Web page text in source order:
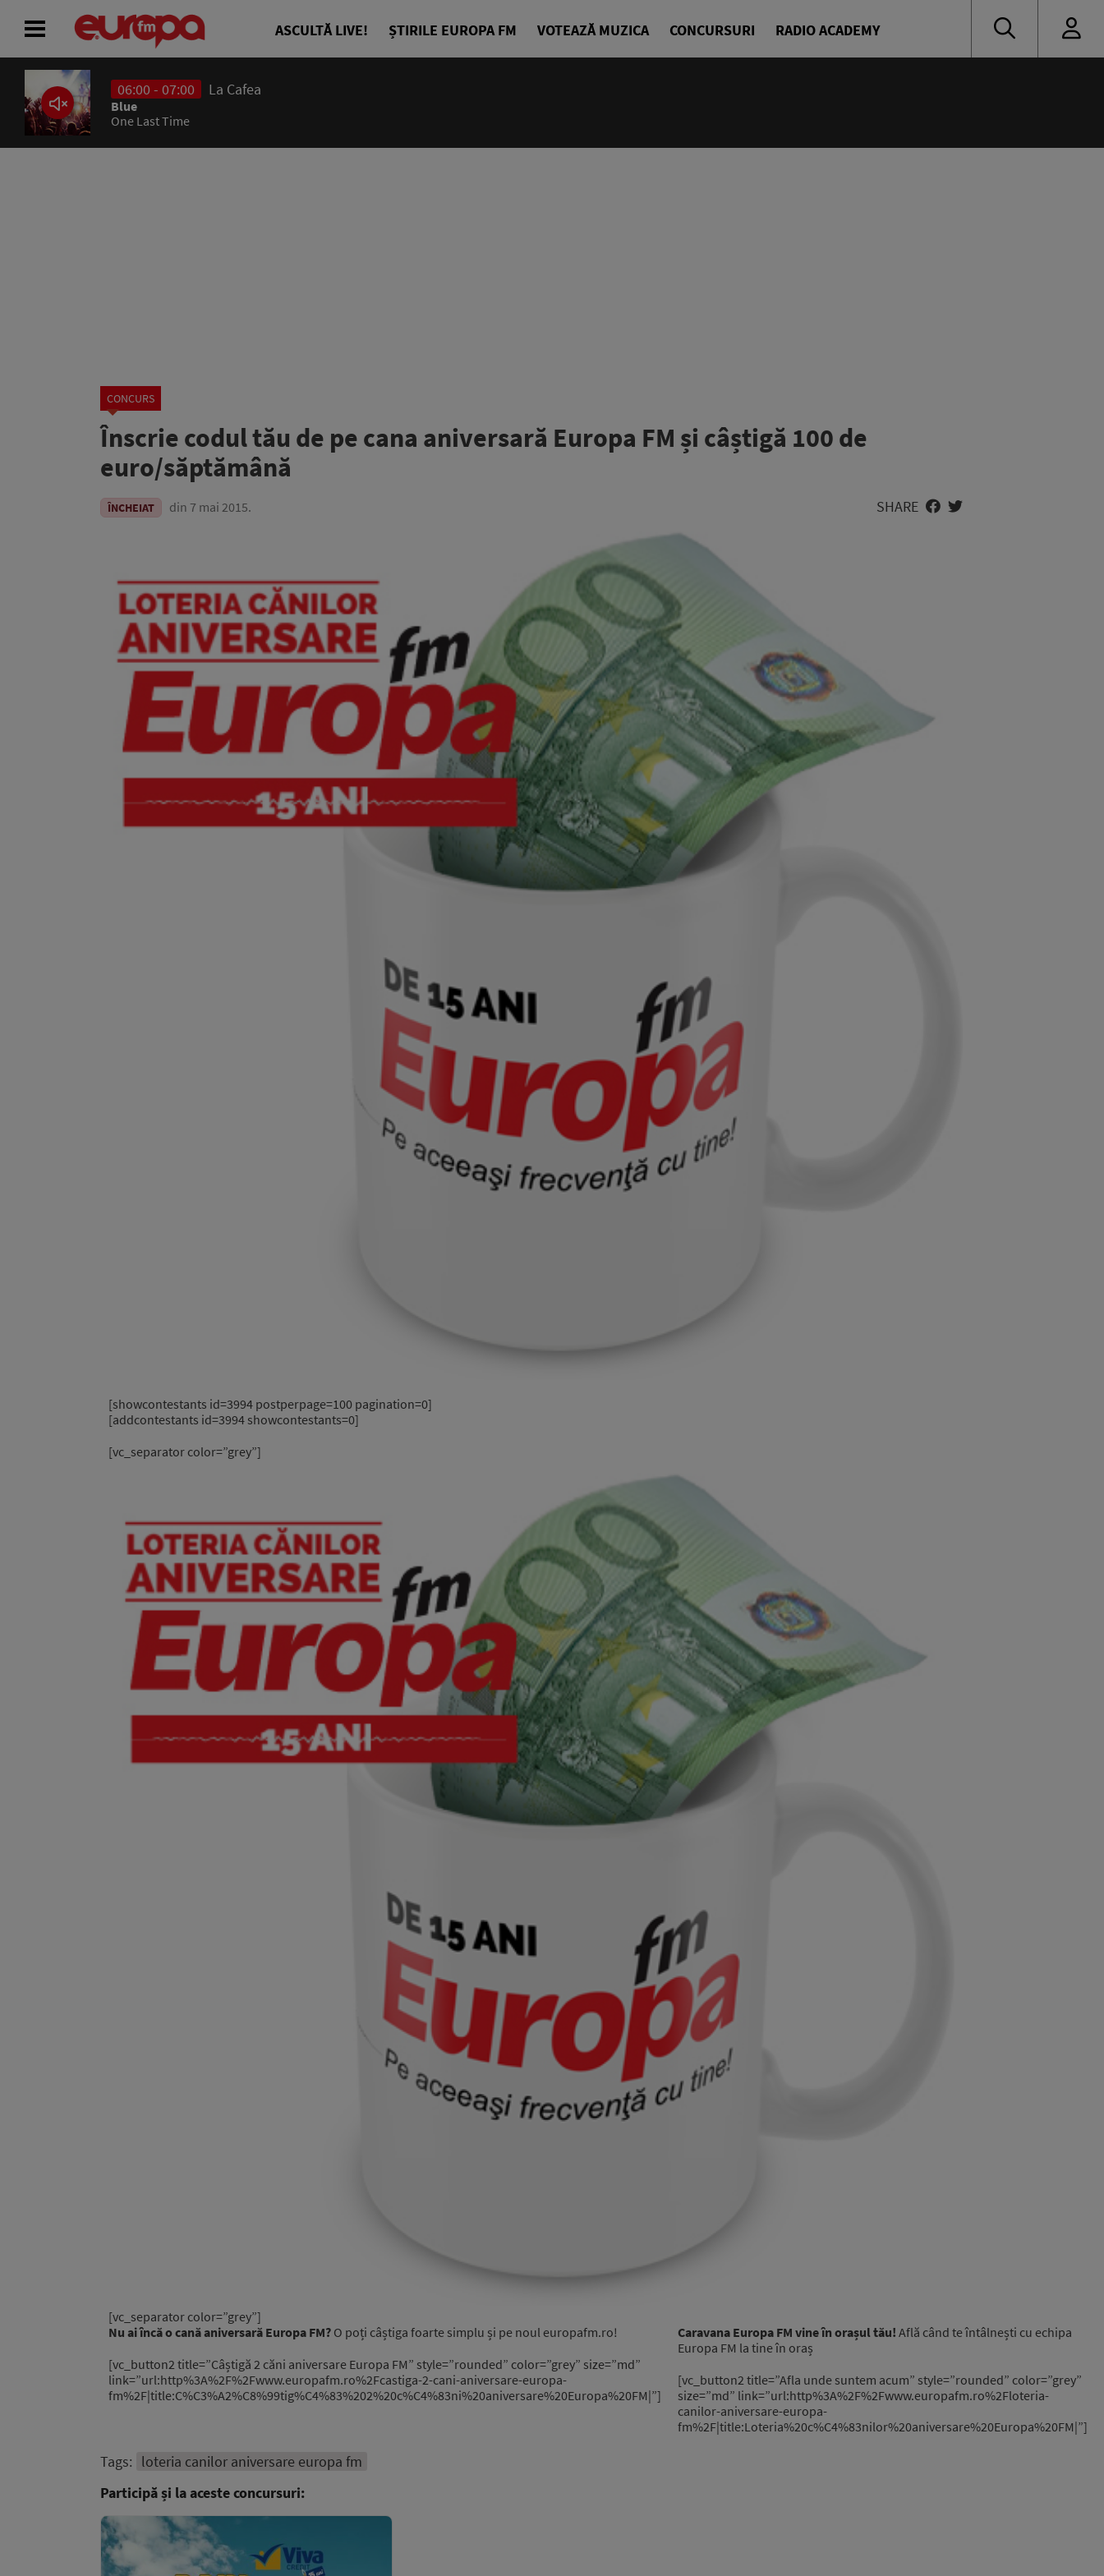
ASCULTĂ LIVE! ȘTIRILE EUROPA FM VOTEAZĂ MUZICA CONCURSURI RADIO ACADEMY
06:00 - 07:00 La Cafea
Blue
One Last Time
CONCURS
Înscrie codul tău de pe cana aniversară Europa FM și câștigă 100 de
euro/săptămână
ÎNCHEIAT din 7 mai 2015. SHARE
[showcontestants id=3994 postperpage=100 pagination=0]
[addcontestants id=3994 showcontestants=0]
[vc_separator color=”grey”]
[vc_separator color=”grey”]
Nu ai încă o cană aniversară Europa FM? O poți câștiga foarte simplu și pe noul europafm.ro!
[vc_button2 title=”Câștigă 2 căni aniversare Europa FM” style=”rounded” color=”grey” size=”md”
link=”url:http%3A%2F%2Fwww.europafm.ro%2Fcastiga-2-cani-aniversare-europa-
fm%2F|title:C%C3%A2%C8%99tig%C4%83%202%20c%C4%83ni%20aniversare%20Europa%20FM|”]
Caravana Europa FM vine în orașul tău! Află când te întâlnești cu echipa
Europa FM la tine în oraș
[vc_button2 title=”Afla unde suntem acum” style=”rounded” color=”grey”
size=”md” link=”url:http%3A%2F%2Fwww.europafm.ro%2Floteria-
canilor-aniversare-europa-
fm%2F|title:Loteria%20c%C4%83nilor%20aniversare%20Europa%20FM|”]
Tags: loteria canilor aniversare europa fm
Participă și la aceste concursuri:
ACASĂ
ȘTIRI